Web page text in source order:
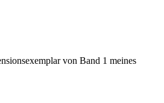
von Band 1 meines